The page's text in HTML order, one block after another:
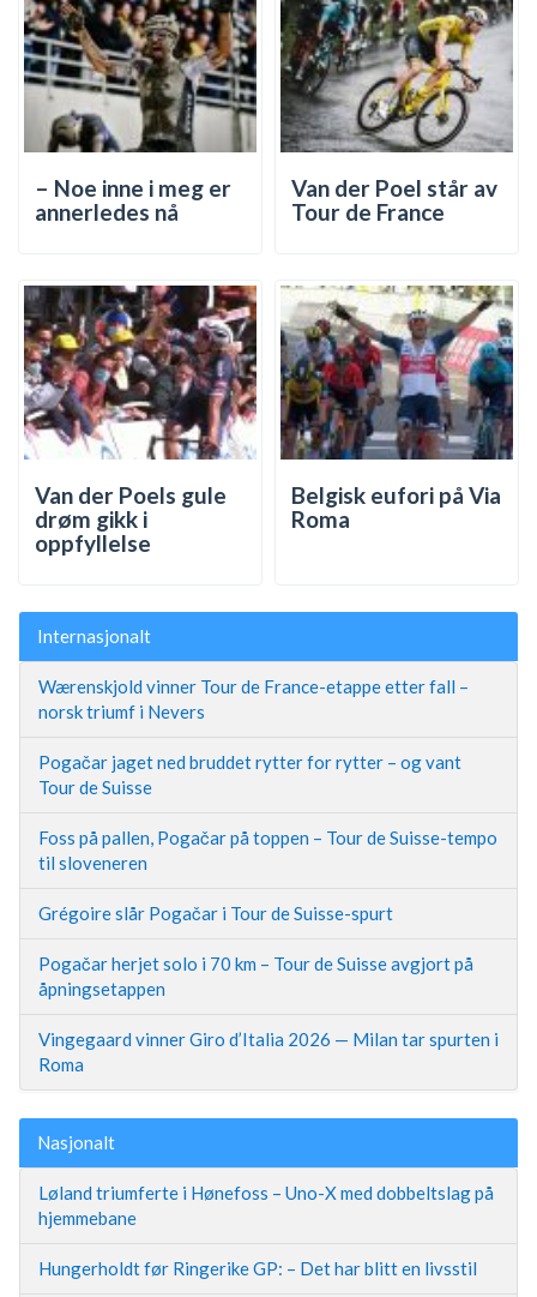
– Noe inne i meg er
annerledes nå
Van der Poel står av
Tour de France
Van der Poels gule
drøm gikk i
oppfyllelse
Belgisk eufori på Via
Roma
Internasjonalt
Wærenskjold vinner Tour de France-etappe etter fall –
norsk triumf i Nevers
Pogačar jaget ned bruddet rytter for rytter – og vant
Tour de Suisse
Foss på pallen, Pogačar på toppen – Tour de Suisse-tempo
til sloveneren
Grégoire slår Pogačar i Tour de Suisse-spurt
Pogačar herjet solo i 70 km – Tour de Suisse avgjort på
åpningsetappen
Vingegaard vinner Giro d’Italia 2026 — Milan tar spurten i
Roma
Nasjonalt
Løland triumferte i Hønefoss – Uno-X med dobbeltslag på
hjemmebane
Hungerholdt før Ringerike GP: – Det har blitt en livsstil